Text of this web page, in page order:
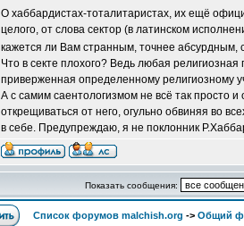
О хаббардистах-тоталитаристах, их ещё
целого, от слова сектор (в латинском
кажется ли Вам странным, точнее абсурдным,
Что в секте плохого? Ведь любая
приверженная определенному религиозному
А с самим саентологизмом не всё так просто
открещиваться от него, огульно обвиняя во
в себе. Предупреждаю, я не поклонник
Показать сообщения:
Список форумов malchish.org -> Общий